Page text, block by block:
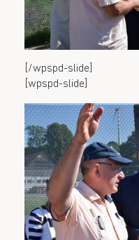
[/wpspd-slide]
[wpspd-slide]